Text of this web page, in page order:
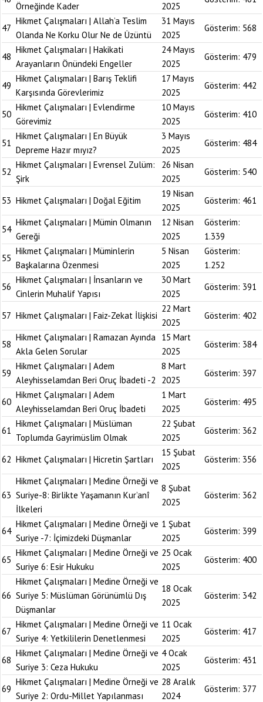
Örneğinde Kader 2025
47
Hikmet Çalışmaları | Allah’a Teslim
Olanda Ne Korku Olur Ne de Üzüntü
31 Mayıs
2025
Gösterim: 568
48
Hikmet Çalışmaları | Hakikati
Arayanların Önündeki Engeller
24 Mayıs
2025
Gösterim: 479
49
Hikmet Çalışmaları | Barış Teklifi
Karşısında Görevlerimiz
17 Mayıs
2025
Gösterim: 442
50
Hikmet Çalışmaları | Evlendirme
Görevimiz
10 Mayıs
2025
Gösterim: 410
51
Hikmet Çalışmaları | En Büyük
Depreme Hazır mıyız?
3 Mayıs
2025
Gösterim: 484
52
Hikmet Çalışmaları | Evrensel Zulüm:
Şirk
26 Nisan
2025
Gösterim: 540
53 Hikmet Çalışmaları | Doğal Eğitim
19 Nisan
2025
Gösterim: 461
54
Hikmet Çalışmaları | Mümin Olmanın
Gereği
12 Nisan
2025
Gösterim:
1.339
55
Hikmet Çalışmaları | Müminlerin
Başkalarına Özenmesi
5 Nisan
2025
Gösterim:
1.252
56
Hikmet Çalışmaları | İnsanların ve
Cinlerin Muhalif Yapısı
30 Mart
2025
Gösterim: 391
57 Hikmet Çalışmaları | Faiz-Zekat İlişkisi
22 Mart
2025
Gösterim: 402
58
Hikmet Çalışmaları | Ramazan Ayında
Akla Gelen Sorular
15 Mart
2025
Gösterim: 384
59
Hikmet Çalışmaları | Adem
Aleyhisselamdan Beri Oruç İbadeti -2
8 Mart
2025
Gösterim: 397
60
Hikmet Çalışmaları | Adem
Aleyhisselamdan Beri Oruç İbadeti
1 Mart
2025
Gösterim: 495
61
Hikmet Çalışmaları | Müslüman
Toplumda Gayrimüslim Olmak
22 Şubat
2025
Gösterim: 362
62 Hikmet Çalışmaları | Hicretin Şartları
15 Şubat
2025
Gösterim: 356
63
Hikmet Çalışmaları | Medine Örneği ve
Suriye-8: Birlikte Yaşamanın Kur’anî
İlkeleri
8 Şubat
2025
Gösterim: 362
64
Hikmet Çalışmaları | Medine Örneği ve
Suriye -7: İçimizdeki Düşmanlar
1 Şubat
2025
Gösterim: 399
65
Hikmet Çalışmaları | Medine Örneği ve
Suriye 6: Esir Hukuku
25 Ocak
2025
Gösterim: 400
66
Hikmet Çalışmaları | Medine Örneği ve
Suriye 5: Müslüman Görünümlü Dış
Düşmanlar
18 Ocak
2025
Gösterim: 342
67
Hikmet Çalışmaları | Medine Örneği ve
Suriye 4: Yetkililerin Denetlenmesi
11 Ocak
2025
Gösterim: 417
68
Hikmet Çalışmaları | Medine Örneği ve
Suriye 3: Ceza Hukuku
4 Ocak
2025
Gösterim: 431
69
Hikmet Çalışmaları | Medine Örneği ve
Suriye 2: Ordu-Millet Yapılanması
28 Aralık
2024
Gösterim: 377